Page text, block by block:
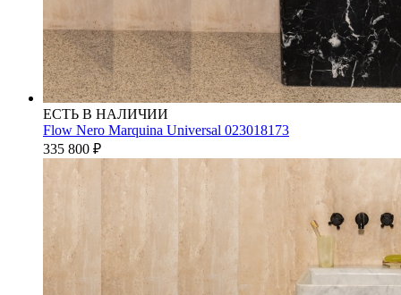
ЕСТЬ В НАЛИЧИИ
Flow Nero Marquina Universal 023018173
335 800 ₽